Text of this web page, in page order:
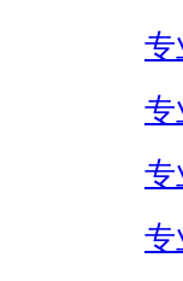
专
专
专
专